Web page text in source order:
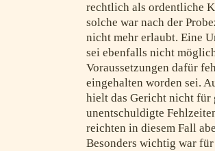
rechtlich als ordentliche
solche war nach der
nicht mehr erlaubt. Eine
sei ebenfalls nicht
Voraussetzungen dafür
eingehalten worden sei.
hielt das Gericht nicht für
unentschuldigte
reichten in diesem Fall
Besonders wichtig war